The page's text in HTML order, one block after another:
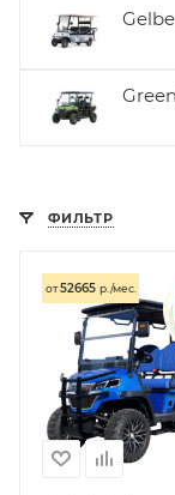
ФИЛЬТР
от52665 р./мес.